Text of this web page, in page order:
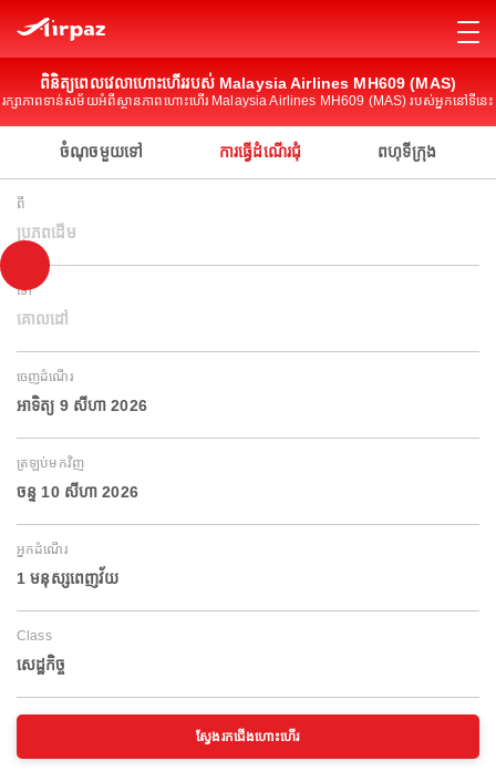
ពិនិត្យពេលវេលាហោះហើររបស់ Malaysia Airlines MH609 (MAS)
រក្សាភាពទាន់សម័យអំពីស្ថានភាពហោះហើរ Malaysia Airlines MH609 (MAS) របស់អ្នកនៅទីនេះ
ចំណុចមួយទៅ ការធ្វើដំណើរជុំ ពហុទីក្រុង
ពី
ប្រភពដើម
ទៅ
គោលដៅ
ចេញដំណើរ
អាទិត្យ 9 សីហា 2026
ត្រឡប់មកវិញ
ចន្ទ 10 សីហា 2026
អ្នកដំណើរ
1 មនុស្សពេញវ័យ
Class
សេដ្ឋកិច្ច
ស្វែងរកជើងហោះហើរ